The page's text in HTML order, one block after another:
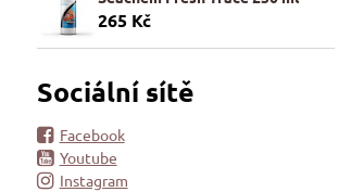
265 Kč
Sociální sítě
Facebook
Youtube
Instagram